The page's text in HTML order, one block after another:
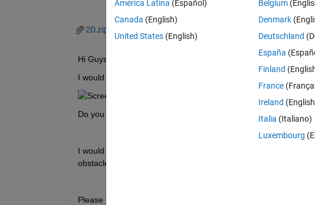
2D.zip
Hi Guys,
I would like to implement RRT* algorithm to my Driving Scenario
Do you have any idea, how can I implement standart RRT*
I would like to run the simulation; and RRT* algorithm should
obstacle)(real time).
Please find attached RRT* [1]
América Latina (Español)
Canada (English)
United States (English)
Belgium
Denmark
Deutschland
España
Finland
France
Ireland
Italia (Italiano)
Luxembourg